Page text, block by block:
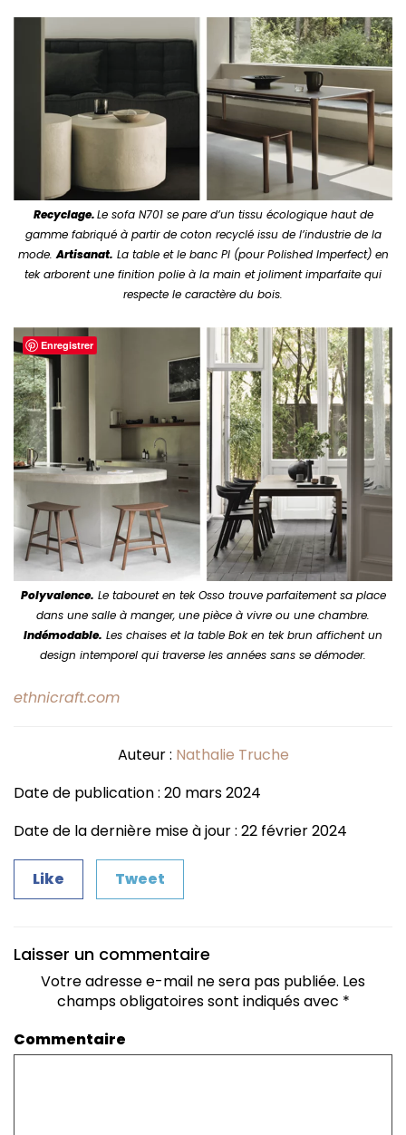
Recyclage.Le sofa N701 se pare d’un tissu écologique haut de
gamme fabriqué à partir de coton recyclé issu de l’industrie de la
mode.Artisanat. La table et le banc PI (pour Polished Imperfect) en
tek arborent une finition polie à la main et joliment imparfaite qui
respecte le caractère du bois.
Polyvalence. Le tabouret en tek Osso trouve parfaitement sa place
dans une salle à manger, une pièce à vivre ou une chambre.
Indémodable. Les chaises et la table Bok en tek brun affichent un
design intemporel qui traverse les années sans se démoder.
ethnicraft.com
Auteur : Nathalie Truche
Date de publication : 20 mars 2024
Date de la dernière mise à jour : 22 février 2024
Like Tweet
Laisser un commentaire
Votre adresse e-mail ne sera pas publiée. Les
champs obligatoires sont indiqués avec *
Commentaire
Enregistrer